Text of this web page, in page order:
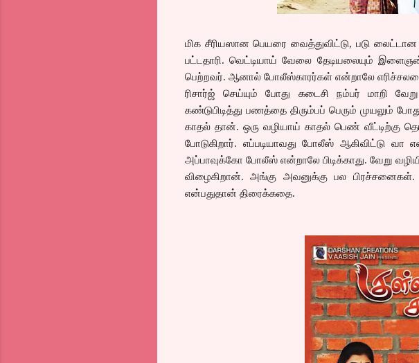
மிக சீரியஸான பெயரை வைத்துவிட்டு, படு
பட்டதாரி. வெட்டியாய் வேலை தேடியலையும்
பெற்றவர். ஆனால் போலீஸ்காரர்கள் என்றாலே
ரிசார்ஜ் செய்யும் போது கடைசி நம்பர் மாறி
கண்டுபிடித்து பணத்தை திரும்பப் பெரும் முயலும்
காதல் தான். ஒரு வழியாய் காதல் பெண் வீட்டிற்கு
போடுகிறார். எப்படியாவது போலீஸ் ஆகிவிட்டு
அப்பாவுக்கோ போலீஸ் என்றாலே பிடிக்காது. வேறு
விழைகிறான். அங்கு அவனுக்கு பல
என்பதுதான் திரைக்கதை.